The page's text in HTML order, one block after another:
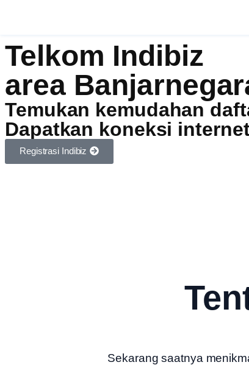
Telkom Indibiz
area
Temukan kemudahan
Dapatkan koneksi
Registrasi Indibiz
Sekarang saatnya